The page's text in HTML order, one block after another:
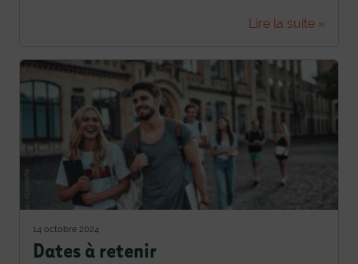
Lire la suite »
14 octobre 2024
Dates à retenir